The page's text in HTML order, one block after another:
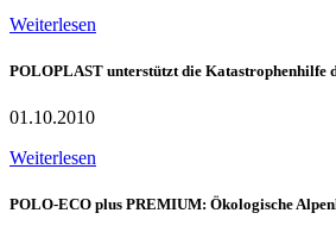
Weiterlesen
POLOPLAST unterstützt die Katastrophenhilfe
01.10.2010
Weiterlesen
POLO-ECO plus PREMIUM: Ökologische